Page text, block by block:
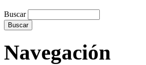
Buscar
Navegación